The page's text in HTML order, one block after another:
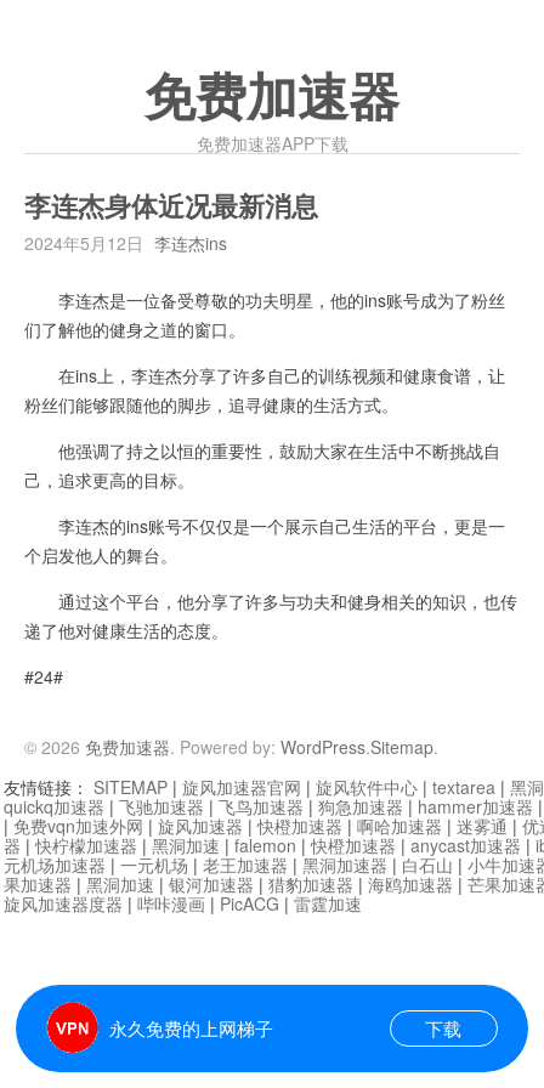
免费加速器
免费加速器APP下载
李连杰身体近况最新消息
2024年5月12日 李连杰ins
李连杰是一位备受尊敬的功夫明星，他的ins账号成为了粉丝
们了解他的健身之道的窗口。
在ins上，李连杰分享了许多自己的训练视频和健康食谱，让
粉丝们能够跟随他的脚步，追寻健康的生活方式。
他强调了持之以恒的重要性，鼓励大家在生活中不断挑战自
己，追求更高的目标。
李连杰的ins账号不仅仅是一个展示自己生活的平台，更是一
个启发他人的舞台。
通过这个平台，他分享了许多与功夫和健身相关的知识，也传
递了他对健康生活的态度。
#24#
© 2026 免费加速器. Powered by: WordPress.Sitemap.
永久免费的上网梯子 下载
友情链接： SITEMAP | 旋风加速器官网 | 旋风软件中心 | textarea | 黑
quickq加速器 | 飞驰加速器 | 飞鸟加速器 | 狗急加速器 | hammer加速器
| 免费vqn加速外网 | 旋风加速器 |快橙加速器 | 啊哈加速器 | 迷雾通 | 优
器 |快柠檬加速器 | 黑洞加速 | falemon |快橙加速器 | anycast加速器 |
元机场加速器 | 一元机场 | 老王加速器 | 黑洞加速器 | 白石山 | 小牛加速
果加速器 | 黑洞加速 | 银河加速器 | 猎豹加速器 | 海鸥加速器 | 芒果加速
旋风加速器度器 | 哔咔漫画 | PicACG | 雷霆加速